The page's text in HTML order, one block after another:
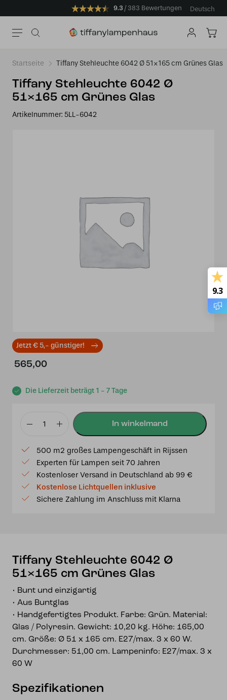
9.3 383 Bewertungen Deutsch
Startseite Tiffany Stehleuchte 6042 Ø 51×165 cm Grünes Glas
Tiffany Stehleuchte 6042 Ø
51×165 cm Grünes Glas
Artikelnummer: 5LL-6042
Jetzt € 5,- günstiger!
Die Lieferzeit beträgt 1 - 7 Tage
565,00
Tiffany
6042
Ø
51x165
cm
Grünes
500 m2 großes Lampengeschäft in Rijssen
Experten für Lampen seit 70 Jahren
Kostenloser Versand in Deutschland ab 99 €
Kostenlose Lichtquellen inklusive
Sichere Zahlung im Anschluss mit Klarna
Tiffany Stehleuchte 6042 Ø
51×165 cm Grünes Glas
• Bunt und einzigartig
• Aus Buntglas
• Handgefertigtes Produkt. Farbe: Grün. Material:
Glas / Polyresin. Gewicht: 10,20 kg. Höhe: 165,00
cm. Größe: Ø 51 x 165 cm. E27/max. 3 x 60 W.
Durchmesser: 51,00 cm. Lampeninfo: E27/max. 3 x
60 W
Spezifikationen
9.3